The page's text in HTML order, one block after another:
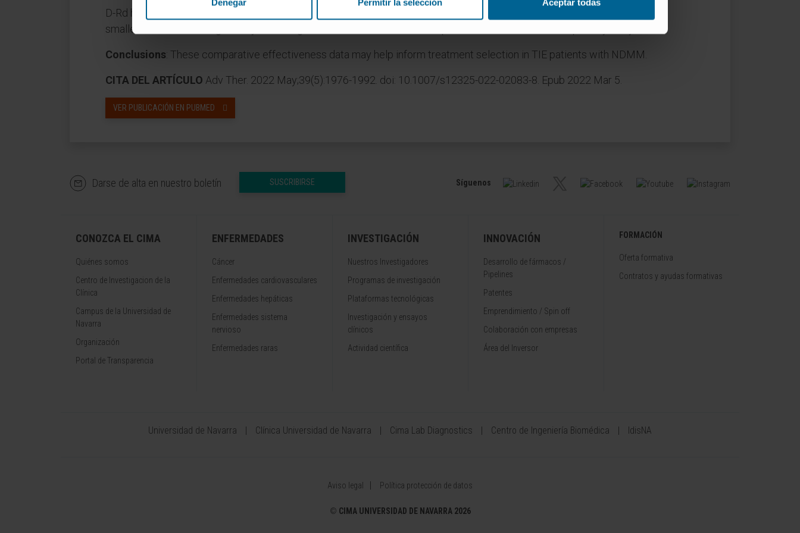
Denegar Permitir la selección Aceptar todas
D-Rd had the highest chance of being ranked as the most effective treatment with respect to PFS and OS. Results using a
smaller network focusing on only those regimens that are relevant in Europe were consistent with the primary analysis.
Conclusions: These comparative effectiveness data may help inform treatment selection in TIE patients with NDMM.
CITA DEL ARTÍCULO Adv Ther. 2022 May;39(5):1976-1992. doi: 10.1007/s12325-022-02083-8. Epub 2022 Mar 5.
VER PUBLICACIÓN EN PUBMED
Darse de alta en nuestro boletín SUSCRIBIRSE Síguenos
CONOZCA EL CIMA
Quiénes somos
Centro de Investigacion de la
Clínica
Campus de la Universidad de
Navarra
Organización
Portal de Transparencia
ENFERMEDADES
Cáncer
Enfermedades cardiovasculares
Enfermedades hepáticas
Enfermedades sistema
nervioso
Enfermedades raras
INVESTIGACIÓN
Nuestros Investigadores
Programas de investigación
Plataformas tecnológicas
Investigación y ensayos
clínicos
Actividad científica
INNOVACIÓN
Desarrollo de fármacos /
Pipelines
Patentes
Emprendimiento / Spin off
Colaboración con empresas
Área del Inversor
FORMACIÓN
Oferta formativa
Contratos y ayudas formativas
Universidad de Navarra Clínica Universidad de Navarra Cima Lab Diagnostics Centro de Ingeniería Biomédica IdisNA
Aviso legal Política protección de datos
© CIMA UNIVERSIDAD DE NAVARRA 2026